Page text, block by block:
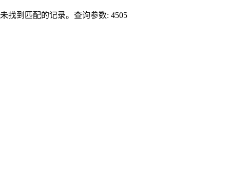
未找到匹配的记录。查询参数: 4505